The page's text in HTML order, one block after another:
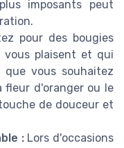
imposants peut
pour des bougies
vous plaisent et qui
que vous souhaitez
fleur d'oranger ou le
de douceur et
:Lors d'occasions